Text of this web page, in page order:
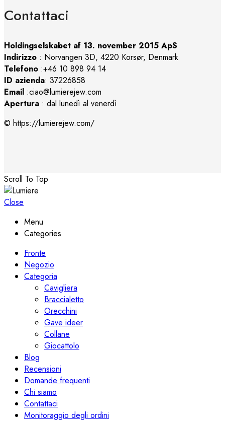
Contattaci
Holdingselskabet af 13. november 2015 ApS
Indirizzo : Norvangen 3D, 4220 Korsør, Denmark
Telefono :+46 10 898 94 14
ID azienda: 37226858
Email :ciao@lumierejew.com
Apertura : dal lunedì al venerdì
© https://lumierejew.com/
Scroll To Top
Close
Menu
Categories
Fronte
Negozio
Categoria
Cavigliera
Braccialetto
Orecchini
Gave ideer
Collane
Giocattolo
Blog
Recensioni
Domande frequenti
Chi siamo
Contattaci
Monitoraggio degli ordini